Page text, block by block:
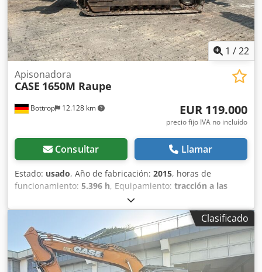
1 /22
Bottrop 12.128 km
Apisonadora
CASE 1650M Raupe
EUR 119.000
precio fijo IVA no incluído
Consultar Llamar
Estado: usado, Año de fabricación: 2015, horas de
funcionamiento: 5.396 h, Equipamiento: tracción a las
, CATERPILLAR Modelo: 1650M Peso en vacío:
19 200 kg Potencia: 122 kW Horas de trabajo: 5396 Djdpfx
Aszhyrmjqvjkr Equipamiento: - Asiento calefactado - Aire
acondicionado - Radio - Rastrillo trasero con 3 dientes -
Dispositivos y rejillas de protección de la cabina en la
parte delantera - Pala niveladora (plegable
Clasificado